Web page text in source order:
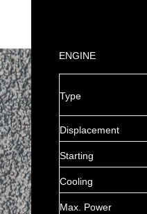
ENGINE
Type
Displacement
Starting
Cooling
Max. Power